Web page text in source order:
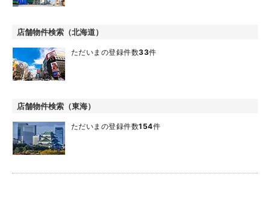
店舗物件検索（北海道）
ただいまの登録件数33件
店舗物件検索（東海）
ただいまの登録件数154件